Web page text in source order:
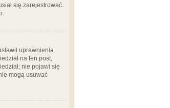
się zarejestrować.
uprawnienia.
na ten post,
nie pojawi się
mogą usuwać